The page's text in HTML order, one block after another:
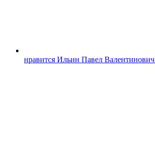
нравится Ильин Павел Валентинович